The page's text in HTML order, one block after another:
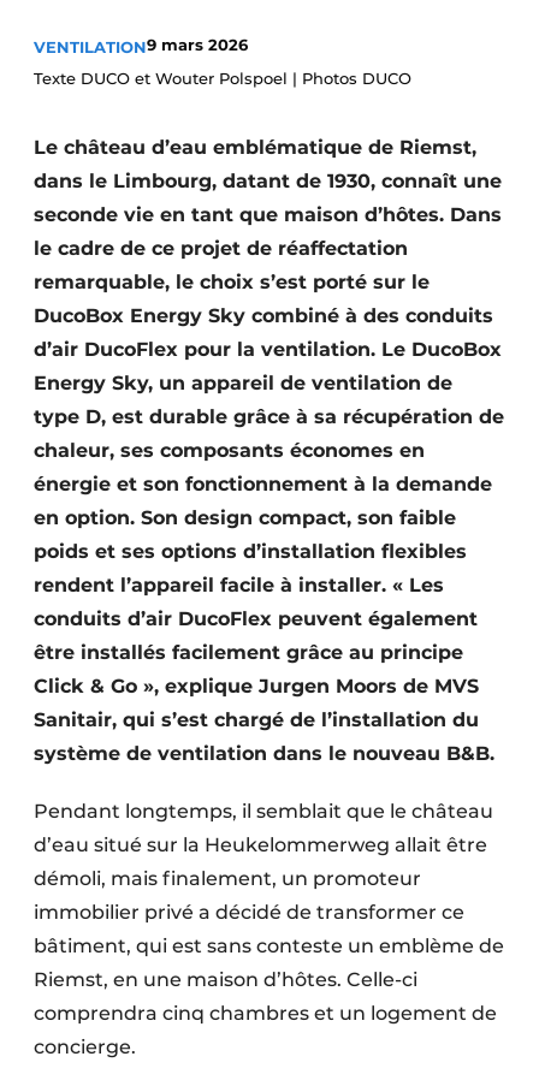
S’inscrire
Video’s
VENTILATION9 mars 2026
Texte DUCO et Wouter Polspoel | Photos DUCO
Le château d’eau emblématique de Riemst,
dans le Limbourg, datant de 1930, connaît une
seconde vie en tant que maison d’hôtes. Dans
le cadre de ce projet de réaffectation
remarquable, le choix s’est porté sur le
DucoBox Energy Sky combiné à des conduits
d’air DucoFlex pour la ventilation. Le DucoBox
Energy Sky, un appareil de ventilation de
type D, est durable grâce à sa récupération de
chaleur, ses composants économes en
énergie et son fonctionnement à la demande
en option. Son design compact, son faible
poids et ses options d’installation flexibles
rendent l’appareil facile à installer. « Les
conduits d’air DucoFlex peuvent également
être installés facilement grâce au principe
Click & Go », explique Jurgen Moors de MVS
Sanitair, qui s’est chargé de l’installation du
système de ventilation dans le nouveau B&B.
Pendant longtemps, il semblait que le château
d’eau situé sur la Heukelommerweg allait être
démoli, mais finalement, un promoteur
immobilier privé a décidé de transformer ce
bâtiment, qui est sans conteste un emblème de
Riemst, en une maison d’hôtes. Celle-ci
comprendra cinq chambres et un logement de
concierge.